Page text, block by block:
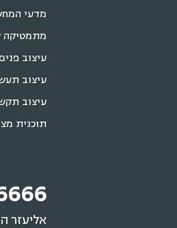
מדעי
מתמטיקה
עיצוב פנים
עיצוב
עיצוב
תוכנית
אליעזר הופיין